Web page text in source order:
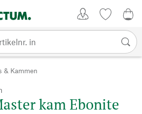
& Kammen
kam Ebonite